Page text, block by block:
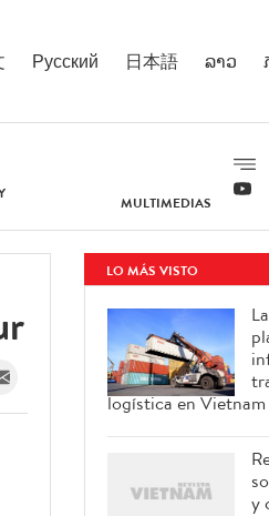
Русский 日本語 ລາວ
MULTIMEDIAS
LO MÁS VISTO
logística en Vietnam
y